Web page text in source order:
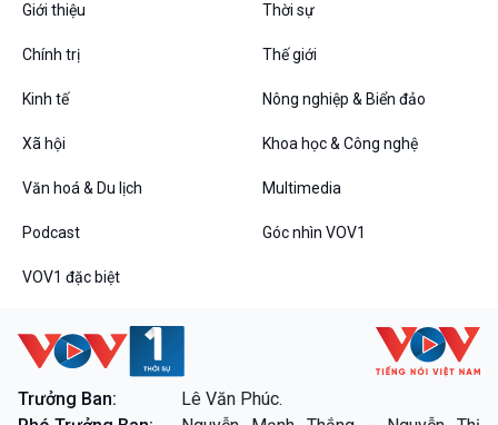
Podcast
Góc nhìn VOV1
Bình luận
Câu chuyện thời sự
Đối thoại
Diễn đàn chủ nhật
VOV1 đặc biệt
Thanh âm ký sự
Giới thiệu Thời sự
Chính trị Thế giới
Kinh tế Nông nghiệp & Biển đảo
Xã hội Khoa học & Công nghệ
Văn hoá & Du lịch Multimedia
Podcast Góc nhìn VOV1
VOV1 đặc biệt
Trưởng Ban:
Lê Văn Phúc.